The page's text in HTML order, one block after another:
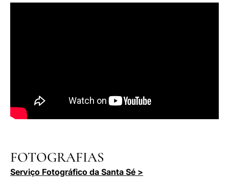
FOTOGRAFIAS
Serviço Fotográfico da Santa Sé >